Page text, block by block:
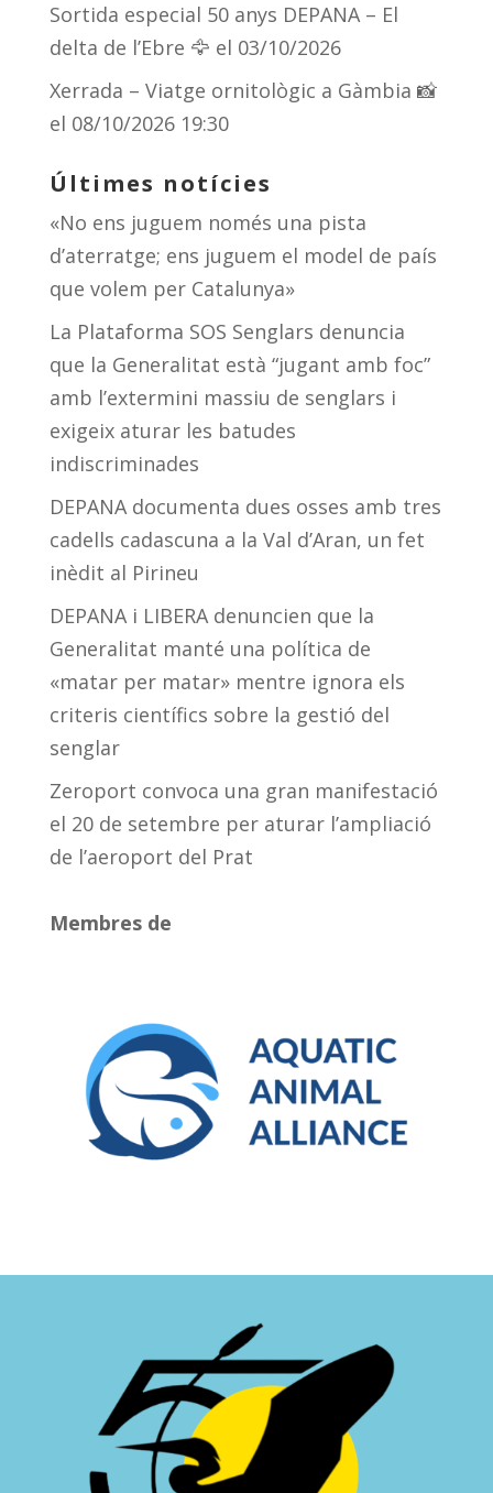
Sortida especial 50 anys DEPANA – El
delta de l’Ebre 🦅 el 03/10/2026
Xerrada – Viatge ornitològic a Gàmbia 📸
el 08/10/2026 19:30
Últimes notícies
«No ens juguem només una pista
d’aterratge; ens juguem el model de país
que volem per Catalunya»
La Plataforma SOS Senglars denuncia
que la Generalitat està “jugant amb foc”
amb l’extermini massiu de senglars i
exigeix aturar les batudes
indiscriminades
DEPANA documenta dues osses amb tres
cadells cadascuna a la Val d’Aran, un fet
inèdit al Pirineu
DEPANA i LIBERA denuncien que la
Generalitat manté una política de
«matar per matar» mentre ignora els
criteris científics sobre la gestió del
senglar
Zeroport convoca una gran manifestació
el 20 de setembre per aturar l’ampliació
de l’aeroport del Prat
Membres de